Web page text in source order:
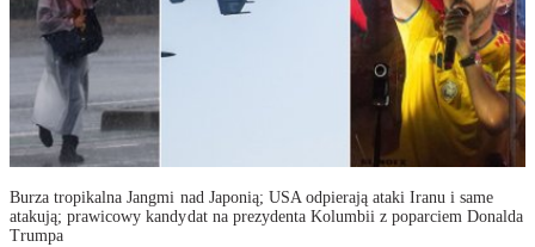
Burza tropikalna Jangmi nad Japonią; USA odpierają ataki Iranu i same
atakują; prawicowy kandydat na prezydenta Kolumbii z poparciem Donalda
Trumpa